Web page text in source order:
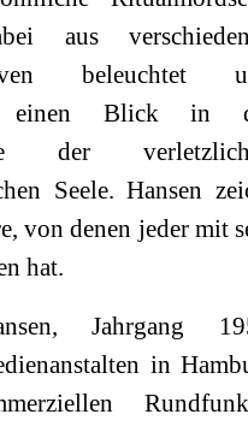
aus
beleuchtet
einen Blick in
der
Seele. Hansen
von denen jeder mit
hat.
Jahrgang
in